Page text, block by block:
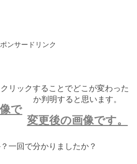
ンサードリンク
リックすることでどこが変わった
か判明すると思います。
で
変更後の画像です。
一回で分かりましたか？